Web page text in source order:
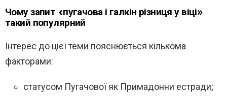
Чому запит «пугачова і галкін різниця у віці»
такий популярний
Інтерес до цієї теми пояснюється кількома
факторами:
статусом Пугачової як Примадонни естради;